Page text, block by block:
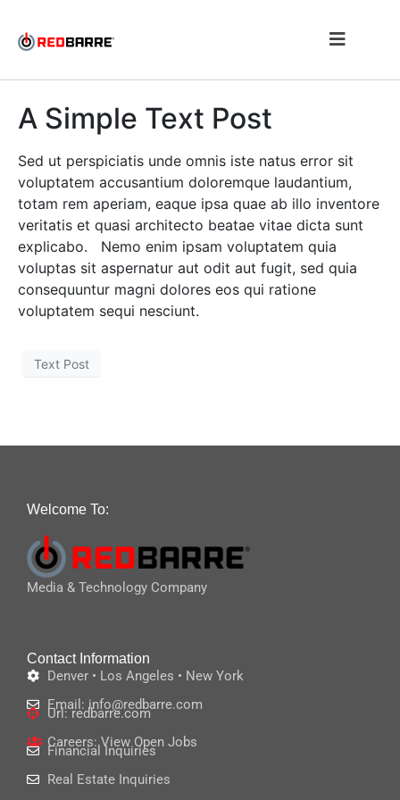
A Simple Text Post
Sed ut perspiciatis unde omnis iste natus error sit
voluptatem accusantium doloremque laudantium,
totam rem aperiam, eaque ipsa quae ab illo inventore
veritatis et quasi architecto beatae vitae dicta sunt
explicabo. Nemo enim ipsam voluptatem quia
voluptas sit aspernatur aut odit aut fugit, sed quia
consequuntur magni dolores eos qui ratione
voluptatem sequi nesciunt.
Text Post
Welcome To:
Media & Technology Company
Contact Information
Denver • Los Angeles • New York
Email: info@redbarre.com
Url: redbarre.com
Careers: View Open Jobs
Financial Inquiries
Real Estate Inquiries